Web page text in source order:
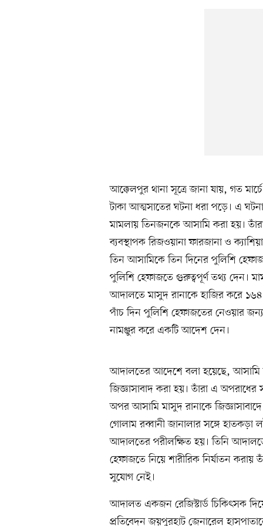
আক্কেলপুর থানা সূত্রে জানা যায়, গত
টাকা আত্মসাতের ঘটনা ধরা পড়ে। এ
মামলায় তিনজনকে আসামি করা হয়।
ব্যবস্থাপক রিজওয়ানা ফারজানা ও
তিন আসামিকে তিন দিনের পুলিশি
পুলিশি হেফাজতে গুরুত্বপূর্ণ তথ্য দেন।
আদালতে মাসুদ রানাকে হাজির করে
পাঁচ দিন পুলিশি হেফাজতের নেওয়ার
নামঞ্জুর করে একটি আদেশ দেন।
আদালতের আদেশে বলা হয়েছে, আসামি
জিজ্ঞাসাবাদ করা হয়। তাঁরা এ
অপর আসামি মাসুদ রানাকে
গোলাম রব্বানী জানালার সঙ্গে হাতকড়া
আদালতের পরীলক্ষিত হয়। তিনি
হেফাজতে নিয়ে শারীরিক নির্যাতন
সুযোগ নেই।
আদালত একজন রেজিস্টার্ড চিকিৎসক
প্রতিবেদন জয়পুরহাট জেনারেল